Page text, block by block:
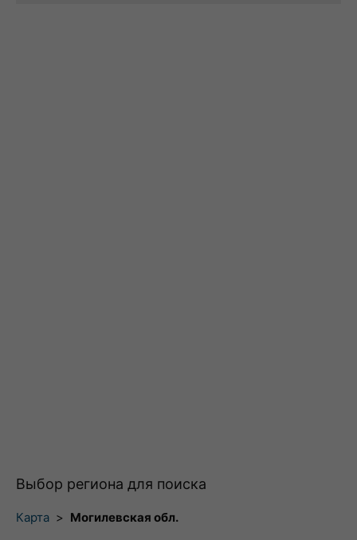
Выбор региона для поиска
Карта > Могилевская обл.